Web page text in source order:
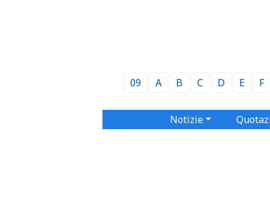
09 A B C D E F
Notizie